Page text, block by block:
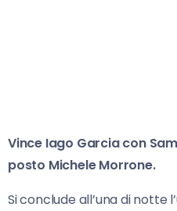
Vince Iago Garcia con
posto Michele Morrone.
Si conclude all’una di notte